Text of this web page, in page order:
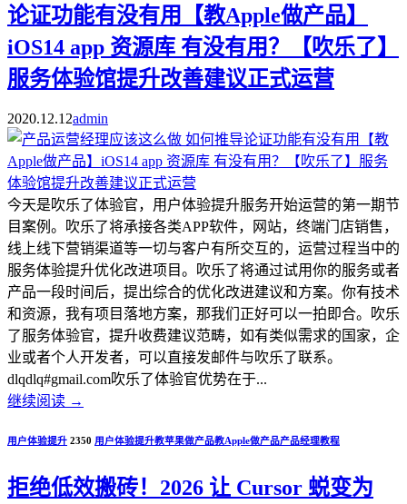
论证功能有没有用【教Apple做产品】
iOS14 app 资源库 有没有用？【吹乐了】
服务体验馆提升改善建议正式运营
2020.12.12admin
今天是吹乐了体验官，用户体验提升服务开始运营的第一期节
目案例。吹乐了将承接各类APP软件，网站，终端门店销售，
线上线下营销渠道等一切与客户有所交互的，运营过程当中的
服务体验提升优化改进项目。吹乐了将通过试用你的服务或者
产品一段时间后，提出综合的优化改进建议和方案。你有技术
和资源，我有项目落地方案，那我们正好可以一拍即合。吹乐
了服务体验官，提升收费建议范畴，如有类似需求的国家，企
业或者个人开发者，可以直接发邮件与吹乐了联系。
dlqdlq#gmail.com吹乐了体验官优势在于...
继续阅读 →
用户体验提升 2350 用户体验提升教苹果做产品教Apple做产品产品经理教程
拒绝低效搬砖！2026 让 Cursor 蜕变为